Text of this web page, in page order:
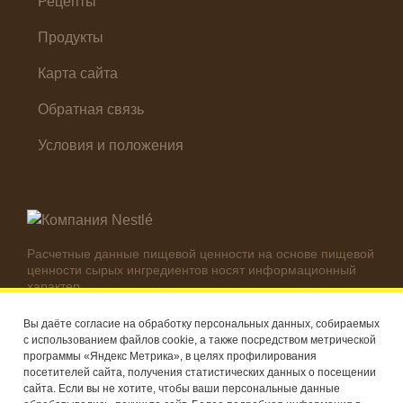
Продукты
Карта сайта
Обратная связь
Условия и положения
Расчетные данные пищевой ценности на основе пищевой
ценности сырых ингредиентов носят информационный
характер.
используемых ингредиентов.
© Компания Nestlé, 2026 г. Все права защищены
®Владелец товарных знаков: Société des Produits Nestlé S.A.
(Швейцария)
Вы даёте согласие на обработку персональных данных, собираемых
с использованием файлов cookie, а также посредством метрической
программы «Яндекс Метрика», в целях профилирования
посетителей сайта, получения статистических данных о посещении
сайта. Если вы не хотите, чтобы ваши персональные данные